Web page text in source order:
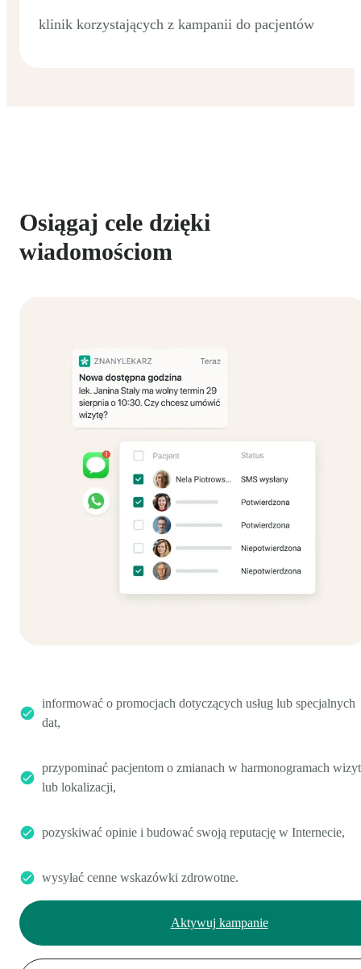
klinik korzystających z kampanii do pacjentów
Osiągaj cele dzięki
wiadomościom
informować o promocjach dotyczących usług lub specjalnych
dat,
przypominać pacjentom o zmianach w harmonogramach wizyt
lub lokalizacji,
pozyskiwać opinie i budować swoją reputację w Internecie,
wysyłać cenne wskazówki zdrowotne.
Aktywuj kampanie